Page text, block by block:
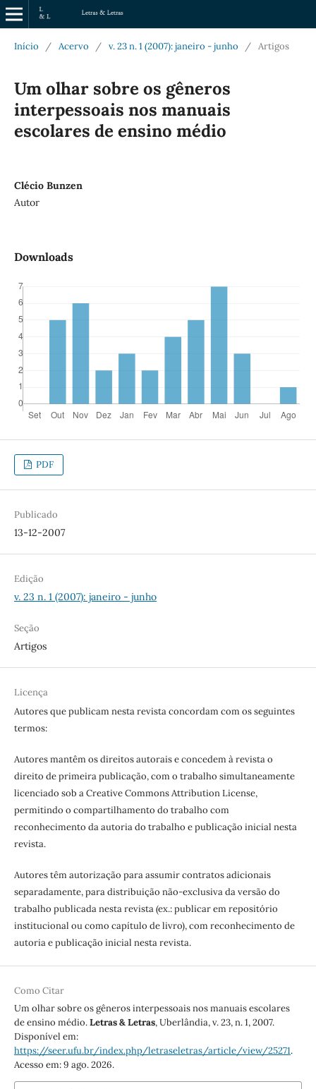
Início / Acervo / v. 23 n. 1 (2007): janeiro - junho / Artigos
Um olhar sobre os gêneros
interpessoais nos manuais
escolares de ensino médio
Clécio Bunzen
Autor
Downloads
PDF
Publicado
13-12-2007
Edição
v. 23 n. 1 (2007): janeiro - junho
Seção
Artigos
Licença
Autores que publicam nesta revista concordam com os seguintes
termos:
Autores mantêm os direitos autorais e concedem à revista o
direito de primeira publicação, com o trabalho simultaneamente
licenciado sob a Creative Commons Attribution License,
permitindo o compartilhamento do trabalho com
reconhecimento da autoria do trabalho e publicação inicial nesta
revista.
Autores têm autorização para assumir contratos adicionais
separadamente, para distribuição não-exclusiva da versão do
trabalho publicada nesta revista (ex.: publicar em repositório
institucional ou como capítulo de livro), com reconhecimento de
autoria e publicação inicial nesta revista.
Como Citar
Um olhar sobre os gêneros interpessoais nos manuais escolares
de ensino médio.Letras & Letras, Uberlândia, v. 23, n. 1, 2007.
Disponível em:
https://seer.ufu.br/index.php/letraseletras/article/view/25271.
Acesso em: 9 ago. 2026.